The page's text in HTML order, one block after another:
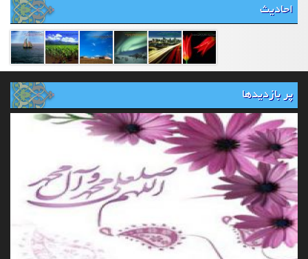
احادیث
پر بازدیدها